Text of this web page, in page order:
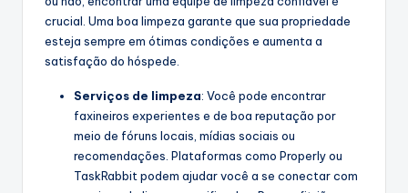
crucial. Uma boa limpeza garante que sua propriedade
esteja sempre em ótimas condições e aumenta a
satisfação do hóspede.
Serviços de limpeza: Você pode encontrar
faxineiros experientes e de boa reputação por
meio de fóruns locais, mídias sociais ou
recomendações. Plataformas como Properly ou
TaskRabbit podem ajudar você a se conectar com